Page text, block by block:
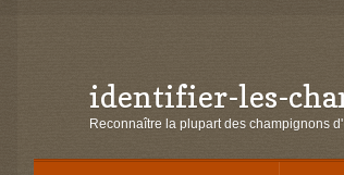
Aller
à
navigation
Aller
au
identifier-les-
Reconnaître la plupart des champignons